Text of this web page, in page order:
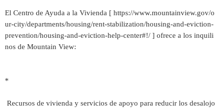
El Centro de Ayuda a la Vivienda [ https://www.mountainview.gov/o
ur-city/departments/housing/rent-stabilization/housing-and-eviction-
prevention/housing-and-eviction-help-center#!/ ] ofrece a los inquili
nos de Mountain View:
*
Recursos de vivienda y servicios de apoyo para reducir los desalojo